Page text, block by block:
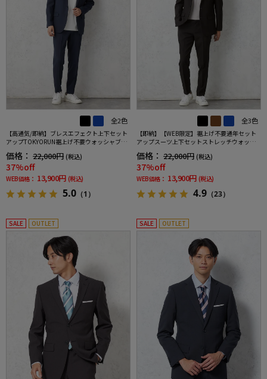
全2色
【高通気/即納】ブレスエフェクト上下セット
アップTOKYORUN裾上げ不要ウォッシャブル
ンジャケットウエストシャーリングノータッ
クパンツ
価格： 22,000円 (税込)
37%off
WEB価格： 13,900円 (税込)
5.0 （1）
全3色
【即納】【WEB限定】裾上げ不要通年セット
アップスーツ上下セットストレッチウォッシ
価格： 22,000円 (税込)
37%off
WEB価格： 13,900円 (税込)
4.9 （23）
SALE OUTLET SALE OUTLET